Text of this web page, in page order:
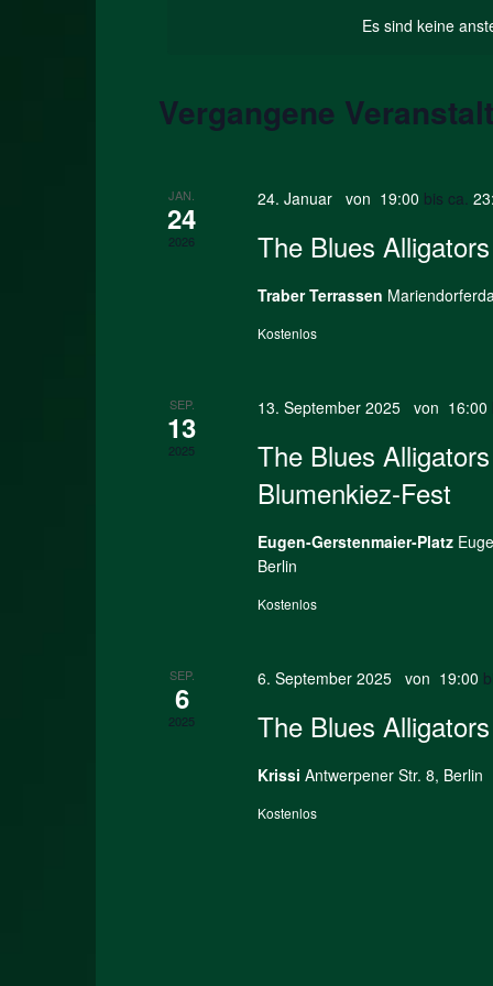
Es sind keine
Vergangene
JAN.
24
2026
24. Januar von 19:00 bis ca.
The Blues
Traber Terrassen
Kostenlos
SEP.
13
2025
13. September 2025 von 16:00
The Blues
Blumenkiez-Fest
Eugen-Gerstenmaier-Platz
Berlin
Kostenlos
SEP.
6
2025
6. September 2025 von 19:00
The Blues
Krissi Antwerpener Str. 8, Berlin
Kostenlos